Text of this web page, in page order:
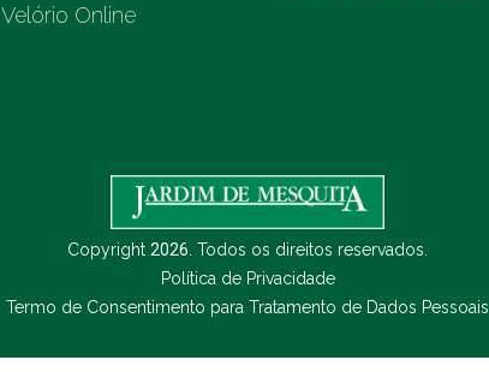
Velório Online
Copyright 2026 . Todos os direitos reservados.
Política de Privacidade
Termo de Consentimento para Tratamento de Dados Pessoais